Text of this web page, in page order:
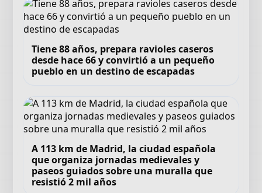
Tiene 88 años, prepara ravioles caseros
desde hace 66 y convirtió a un pequeño
pueblo en un destino de escapadas
A 113 km de Madrid, la ciudad española
que organiza jornadas medievales y
paseos guiados sobre una muralla que
resistió 2 mil años